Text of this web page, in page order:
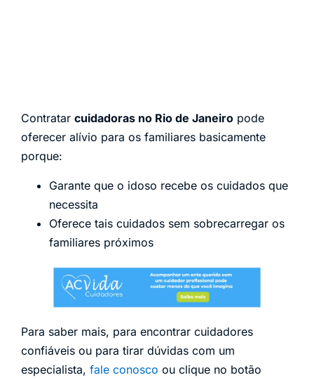
Contratar cuidadoras no Rio de Janeiro pode
oferecer alívio para os familiares basicamente
porque:
Garante que o idoso recebe os cuidados que
necessita
Oferece tais cuidados sem sobrecarregar os
familiares próximos
Para saber mais, para encontrar cuidadores
confiáveis ou para tirar dúvidas com um
especialista, fale conosco ou clique no botão